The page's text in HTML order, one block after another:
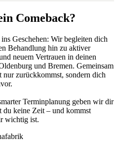
Comeback?
Geschehen: Wir begleiten dich
Behandlung hin zu aktiver
neuem Vertrauen in deinen
und Bremen. Gemeinsam
nur zurückkommst, sondern dich
Terminplanung geben wir dir
du keine Zeit – und kommst
wichtig ist.